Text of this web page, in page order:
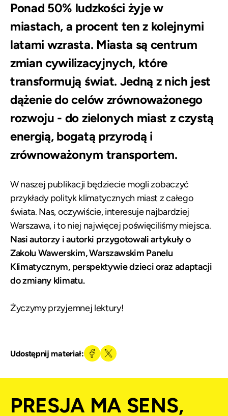
Ponad 50% ludzkości żyje w
miastach, a procent ten z kolejnymi
latami wzrasta. Miasta są centrum
zmian cywilizacyjnych, które
transformują świat. Jedną z nich jest
dążenie do celów zrównoważonego
rozwoju - do zielonych miast z czystą
energią, bogatą przyrodą i
zrównoważonym transportem.
W naszej publikacji będziecie mogli zobaczyć
przykłady polityk klimatycznych miast z całego
świata. Nas, oczywiście, interesuje najbardziej
Warszawa, i to niej najwięcej poświęciliśmy miejsca.
Nasi autorzy i autorki przygotowali artykuły o
Zakolu Wawerskim, Warszawskim Panelu
Klimatycznym, perspektywie dzieci oraz adaptacji
do zmiany klimatu.
Życzymy przyjemnej lektury!
Udostępnij materiał:
PRESJA MA SENS,